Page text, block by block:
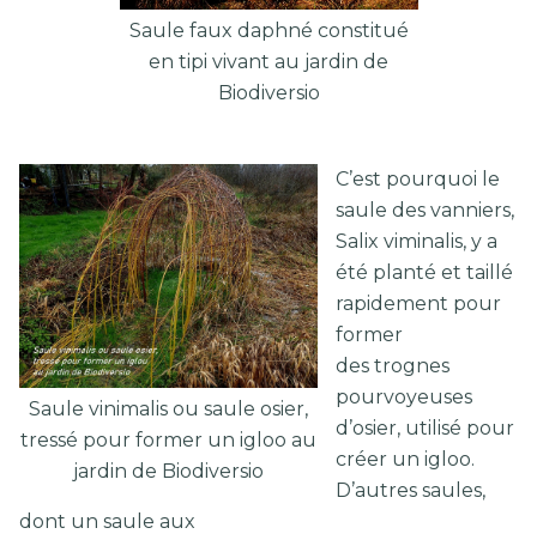
Saule faux daphné constitué
en tipi vivant au jardin de
Biodiversio
Saule vinimalis ou saule osier,
tressé pour former un igloo au
jardin de Biodiversio
C’est pourquoi le
saule des vanniers,
Salix viminalis, y a
été planté et taillé
rapidement pour
former
des trognes
pourvoyeuses
d’osier, utilisé pour
créer un igloo.
D’autres saules,
dont un saule aux